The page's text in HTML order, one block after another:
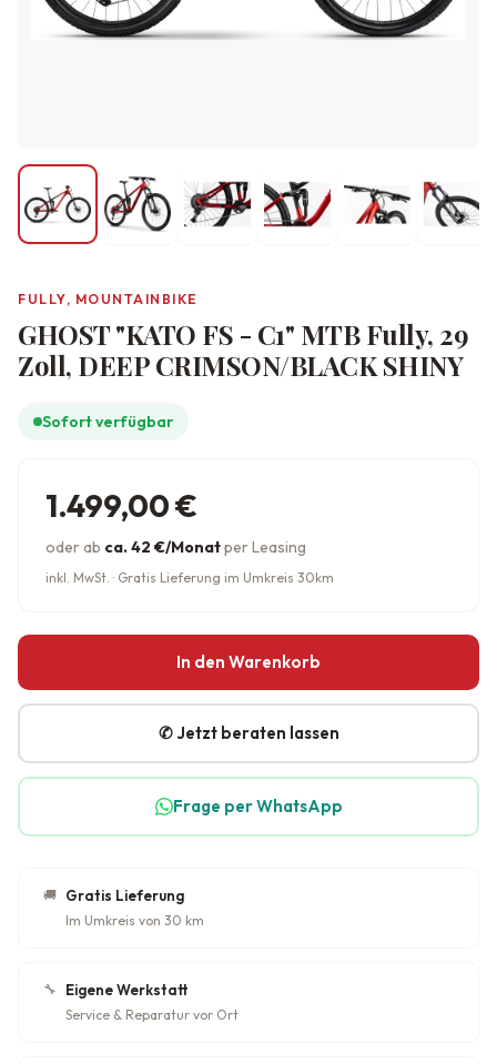
FULLY, MOUNTAINBIKE
GHOST "KATO FS - C1" MTB Fully, 29
Zoll, DEEP CRIMSON/BLACK SHINY
Sofort verfügbar
1.499,00€
oder ab ca. 42 €/Monatper Leasing
inkl. MwSt. · Gratis Lieferung im Umkreis 30km
In den Warenkorb
✆ Jetzt beraten lassen
Frage per WhatsApp
🚚 Gratis Lieferung
Im Umkreis von 30 km
🔧 Eigene Werkstatt
Service & Reparatur vor Ort